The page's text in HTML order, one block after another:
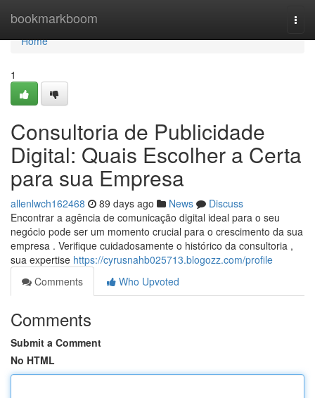
bookmarkboom
Home
Home
1
Consultoria de Publicidade
Digital: Quais Escolher a Certa
para sua Empresa
allenlwch162468 89 days ago News
Discuss
Encontrar a agência de comunicação digital ideal para o seu
negócio pode ser um momento crucial para o crescimento da sua
empresa . Verifique cuidadosamente o histórico da consultoria ,
sua expertise https://cyrusnahb025713.blogozz.com/profile
Comments
Who Upvoted
Comments
Submit a Comment
No HTML